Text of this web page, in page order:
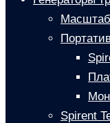
Spirent